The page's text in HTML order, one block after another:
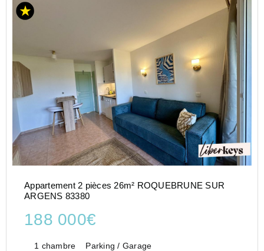
Appartement 2 pièces 26m² ROQUEBRUNE SUR
ARGENS 83380
188 000€
1 chambre Parking / Garage